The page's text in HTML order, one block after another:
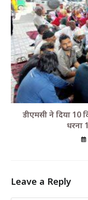
डीएमसी ने दिया
धरना
Leave a Reply